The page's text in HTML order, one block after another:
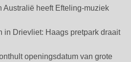
Australië heeft Efteling-muziek
in Drievliet: Haags pretpark draait
openingsdatum van grote